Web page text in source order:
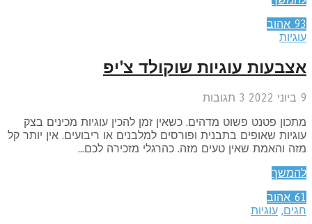
אהוב
עוגיות שוקולד צ'יפ
3תגובות
פטנט פשוט מדהים. כשאין זמן להכין עוגיות מכינים בצק
שאופים בתבנית ופורסים למלבנים או ריבועים. אין יותר קל
והאמת שאין טעים מזה. כהרגלי מזכירה לכם...
אהוב
,עוגיות